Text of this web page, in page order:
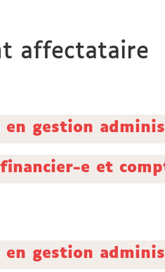
affectataire
en gestion
e et
en gestion